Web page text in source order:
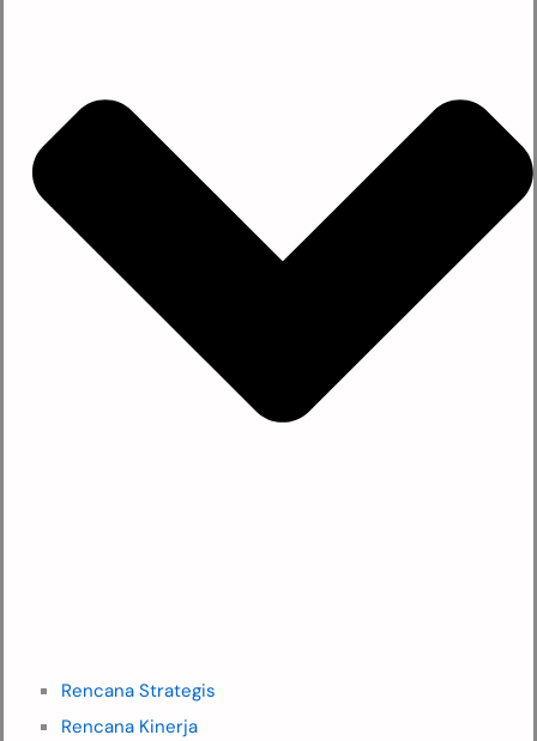
Rencana Strategis
Rencana Kinerja